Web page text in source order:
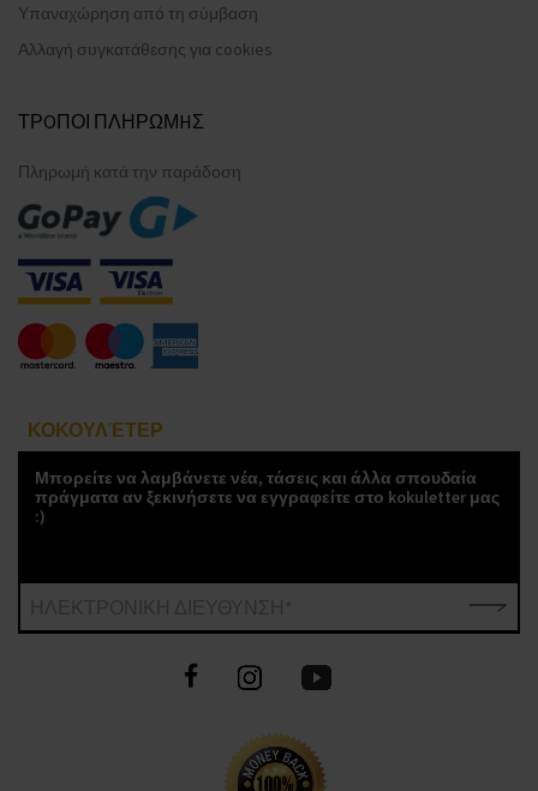
Υπαναχώρηση από τη σύμβαση
Αλλαγή συγκατάθεσης για cookies
ΤΡOΠΟΙ ΠΛΗΡΩΜHΣ
Πληρωμή κατά την παράδοση
ΚΟΚΟΥΛΈΤΕΡ
Μπορείτε να λαμβάνετε νέα, τάσεις και άλλα σπουδαία
πράγματα αν ξεκινήσετε να εγγραφείτε στο kokuletter μας
:)